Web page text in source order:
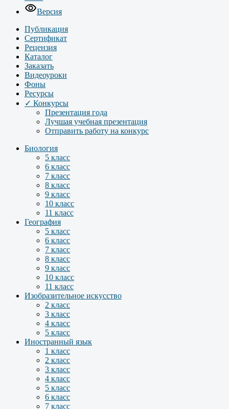
Версия
Публикация
Сертификат
Рецензия
Каталог
Заказать
Видеоуроки
Фоны
Ресурсы
✓ Конкурсы
Презентация года
Лучшая учебная презентация
Отправить работу на конкурс
Биология
5 класс
6 класс
7 класс
8 класс
9 класс
10 класс
11 класс
География
5 класс
6 класс
7 класс
8 класс
9 класс
10 класс
11 класс
Изобразительное искусство
2 класс
3 класс
4 класс
5 класс
Иностранный язык
1 класс
2 класс
3 класс
4 класс
5 класс
6 класс
7 класс